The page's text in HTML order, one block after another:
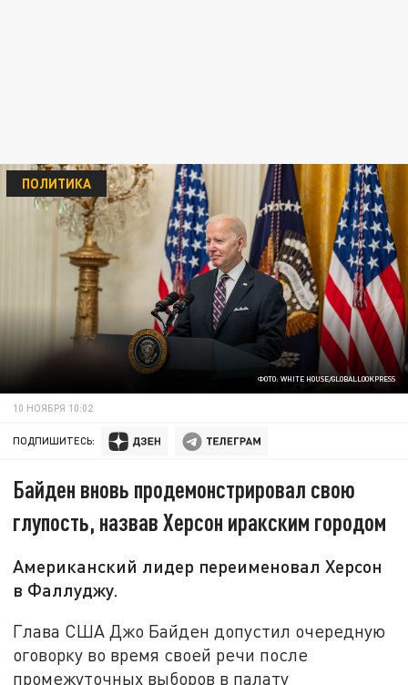
ФОТО: WHITE HOUSE/GLOBALLOOKPRESS
ПОЛИТИКА
10 НОЯБРЯ 10:02
ПОДПИШИТЕСЬ:
Байден вновь продемонстрировал свою
глупость, назвав Херсон иракским городом
Американский лидер переименовал Херсон
в Фаллуджу.
Глава США Джо Байден допустил очередную
оговорку во время своей речи после
промежуточных выборов в палату